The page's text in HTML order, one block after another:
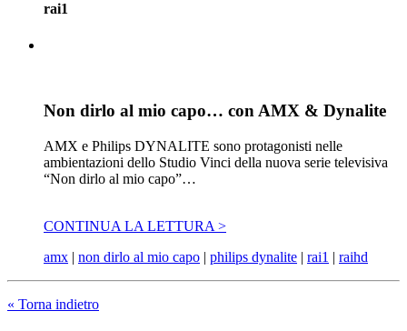
rai1
Non dirlo al mio capo… con AMX & Dynalite
AMX e Philips DYNALITE sono protagonisti nelle
ambientazioni dello Studio Vinci della nuova serie televisiva
“Non dirlo al mio capo”…
CONTINUA LA LETTURA >
amx | non dirlo al mio capo | philips dynalite | rai1 | raihd
« Torna indietro